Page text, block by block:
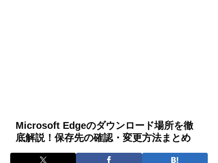
Microsoft Edgeのダウンロード場所を徹
底解説！保存先の確認・変更方法まとめ